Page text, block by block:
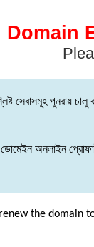
Domain
সেবাসমূহ পুনরায় চালু
ডোমেইন অনলাইন
the domain